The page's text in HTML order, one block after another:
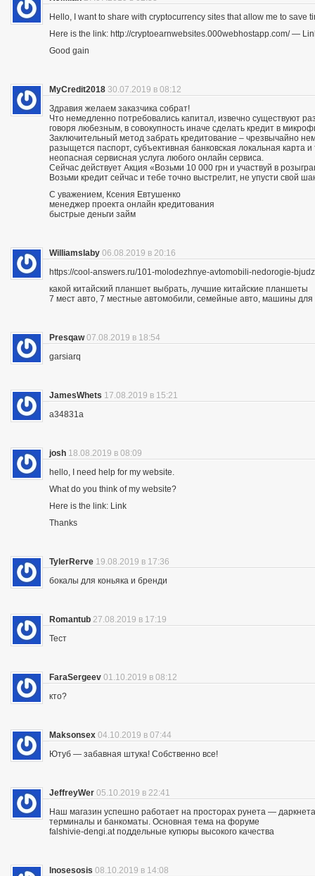
Hello, I want to share with cryptocurrency sites that allow me to save
Here is the link: http://cryptoearnwebsites.000webhostapp.com/ —
Good gain
MyCredit2018 30.07.2019 в 08:12
Здравия желаем заказчика собрат!
Что немедленно потребовались капитал, извечно существуют
говоря любезным, в совокупность иначе сделать кредит в
Заключительный метод забрать кредитование – чрезвычайно
разыщется паспорт, субъективная банковская локальная
неопасная сервисная услуга любого онлайн сервиса.
Сейчас действует Акция «Возьми 10 000 грн и участвуй в
Возьми кредит сейчас и тебе точно выстрелит, не упусти свой
С уважением, Ксения Евтушенко
менеджер проекта онлайн кредитования
быстрые деньги займ
Williamslaby 06.08.2019 в 20:16
https://cool-answers.ru/101-molodezhnye-avtomobili-nedorogie-
какой китайский планшет выбрать, лучшие китайские планшеты
7 мест авто, 7 местные автомобили, семейные авто, машины для
Presqaw 07.08.2019 в 18:54
garsiarq
JamesWhets 17.08.2019 в 15:21
a34831a
josh 18.08.2019 в 08:09
hello, I need help for my website.
What do you think of my website?
Here is the link: Link
Thanks
TylerRerve 19.08.2019 в 17:36
бокалы для коньяка и бренди
Romantub 27.08.2019 в 17:19
Тест
FaraSergeev 01.10.2019 в 08:12
кто?
Maksonsex 04.10.2019 в 07:44
Ютуб — забавная штука! Собственно все!
JeffreyWer 05.10.2019 в 22:41
Наш магазин успешно работает на просторах рунета —
терминалы и банкоматы. Основная тема на форуме
falshivie-dengi.at поддельные купюры высокого качества
Inosesosis 08.10.2019 в 14:08